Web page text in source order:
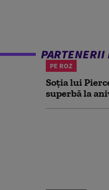
PARTENERII
PE ROZ
Soția lui
superbă la